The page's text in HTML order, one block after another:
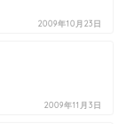
2009年10月23日
2009年11月3日